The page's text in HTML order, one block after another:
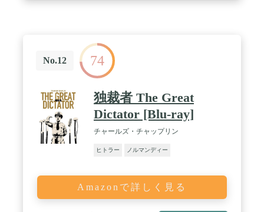
No.12 74
独裁者 The Great
Dictator [Blu-ray]
チャールズ・チャップリン
ヒトラー ノルマンディー
Amazonで詳しく見る